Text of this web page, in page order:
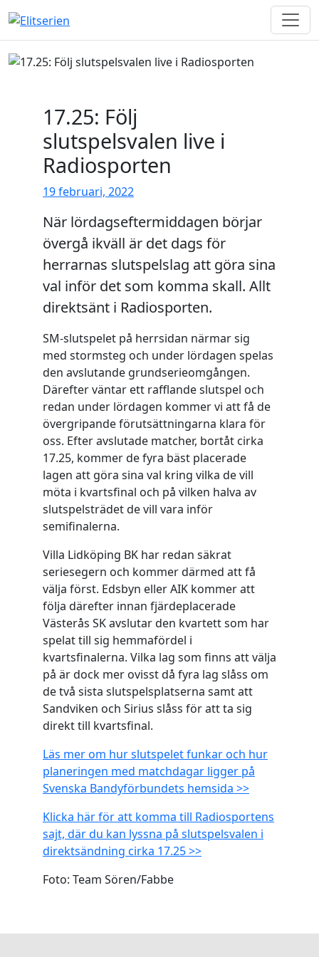
Skip to content
17.25: Följ
slutspelsvalen live i
Radiosporten
19 februari, 2022
När lördagseftermiddagen börjar
övergå ikväll är det dags för
herrarnas slutspelslag att göra sina
val inför det som komma skall. Allt
direktsänt i Radiosporten.
SM-slutspelet på herrsidan närmar sig
med stormsteg och under lördagen spelas
den avslutande grundserieomgången.
Därefter väntar ett rafflande slutspel och
redan under lördagen kommer vi att få de
övergripande förutsättningarna klara för
oss. Efter avslutade matcher, bortåt cirka
17.25, kommer de fyra bäst placerade
lagen att göra sina val kring vilka de vill
möta i kvartsfinal och på vilken halva av
slutspelsträdet de vill vara inför
semifinalerna.
Villa Lidköping BK har redan säkrat
seriesegern och kommer därmed att få
välja först. Edsbyn eller AIK kommer att
följa därefter innan fjärdeplacerade
Västerås SK avslutar den kvartett som har
spelat till sig hemmafördel i
kvartsfinalerna. Vilka lag som finns att välja
på är dock mer ovisst då fyra lag slåss om
de två sista slutspelsplatserna samt att
Sandviken och Sirius slåss för att ta sig
direkt till kvartsfinal.
Läs mer om hur slutspelet funkar och hur
planeringen med matchdagar ligger på
Svenska Bandyförbundets hemsida >>
Klicka här för att komma till Radiosportens
sajt, där du kan lyssna på slutspelsvalen i
direktsändning cirka 17.25 >>
Foto: Team Sören/Fabbe